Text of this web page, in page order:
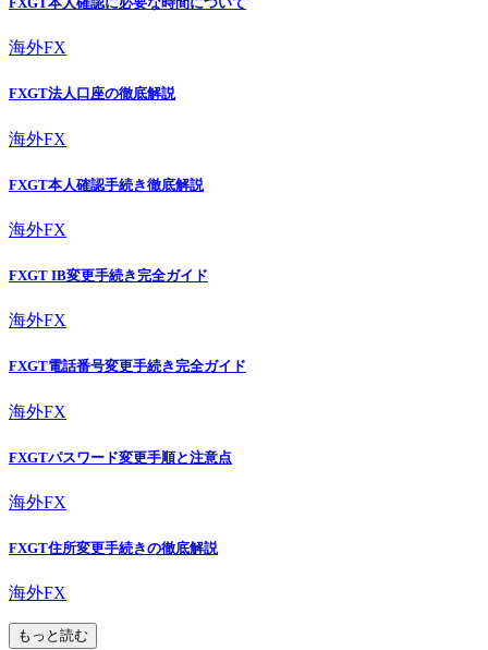
海外FX
FXGT法人口座の徹底解説
海外FX
FXGT本人確認手続き徹底解説
海外FX
FXGT IB変更手続き完全ガイド
海外FX
FXGT電話番号変更手続き完全ガイド
海外FX
FXGTパスワード変更手順と注意点
海外FX
FXGT住所変更手続きの徹底解説
海外FX
もっと読む